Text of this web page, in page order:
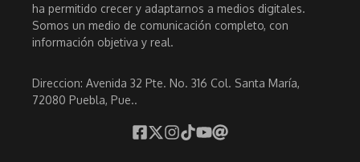
ha permitido crecer y adaptarnos a medios digitales.
Somos un medio de comunicación completo, con
información objetiva y real.
Direccion: Avenida 32 Pte. No. 316 Col. Santa María,
72080 Puebla, Pue..